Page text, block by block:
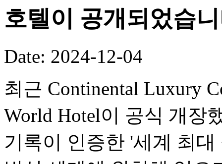
호텔이 공개되었습
Date: 2024-12-04
최근 Continental Luxury
World Hotel이 공식 개장
기록이 인증한 '세계 최